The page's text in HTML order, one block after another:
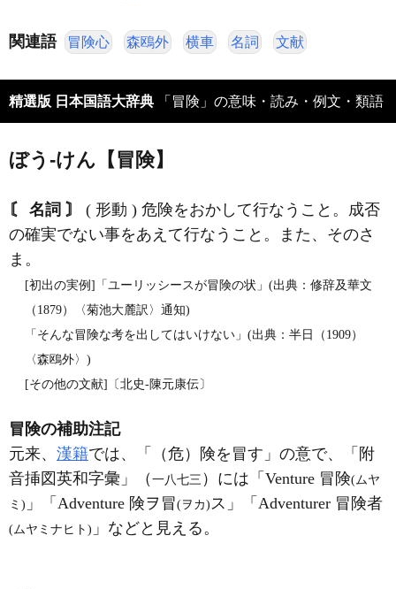
関連語 冒険心 森鴎外 横車 名詞 文献
精選版 日本国語大辞典 「冒険」の意味・読み・例文・類語
ぼう‐けん【冒険】
〘 名詞 〙
( 形動 ) 危険をおかして行なうこと。成否
の確実でない事をあえて行なうこと。また、そのさ
ま。
[初出の実例]「ユーリッシースが冒険の状」(出典：修辞及華文
（1879）〈菊池大麓訳〉通知)
「そんな冒険な考を出してはいけない」(出典：半日（1909）
〈森鴎外〉)
[その他の文献]〔北史‐陳元康伝〕
冒険の補助注記
元来、 漢籍では、「（危）険を冒す」の意で、「附
音挿図英和字彙」（一八七三 ）には「Venture 冒険(ムヤ
ミ) 」「Adventure 険ヲ冒(ヲカ) ス」「Adventurer 冒険者
(ムヤミナヒト) 」などと見える。